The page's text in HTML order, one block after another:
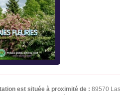
est située à proximité de : 89570